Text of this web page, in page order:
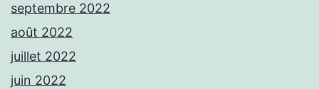
septembre 2022
août 2022
juillet 2022
juin 2022